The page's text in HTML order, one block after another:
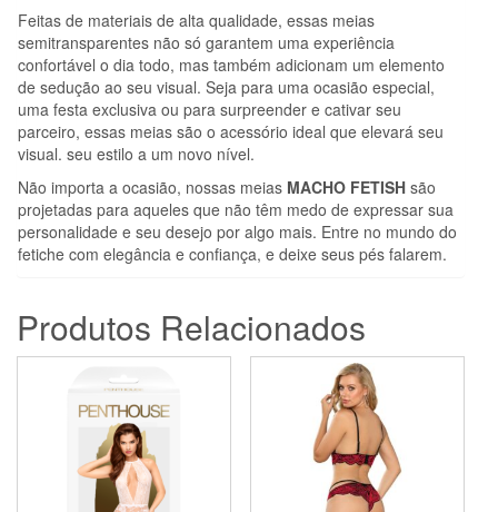
Feitas de materiais de alta qualidade, essas meias
semitransparentes não só garantem uma experiência
confortável o dia todo, mas também adicionam um elemento
de sedução ao seu visual. Seja para uma ocasião especial,
uma festa exclusiva ou para surpreender e cativar seu
parceiro, essas meias são o acessório ideal que elevará seu
visual. seu estilo a um novo nível.
Não importa a ocasião, nossas meias MACHO FETISH são
projetadas para aqueles que não têm medo de expressar sua
personalidade e seu desejo por algo mais. Entre no mundo do
fetiche com elegância e confiança, e deixe seus pés falarem.
Produtos Relacionados